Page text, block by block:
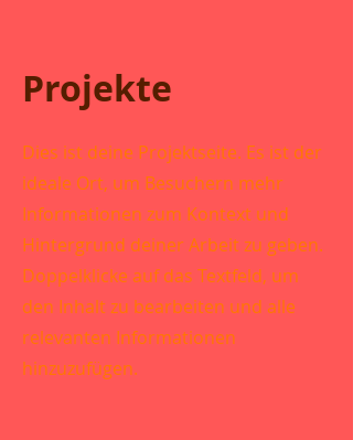
Projekte
Dies ist deine Projektseite. Es ist der
ideale Ort, um Besuchern mehr
Informationen zum Kontext und
Hintergrund deiner Arbeit zu geben.
Doppelklicke auf das Textfeld, um
den Inhalt zu bearbeiten und alle
relevanten Informationen
hinzuzufügen.